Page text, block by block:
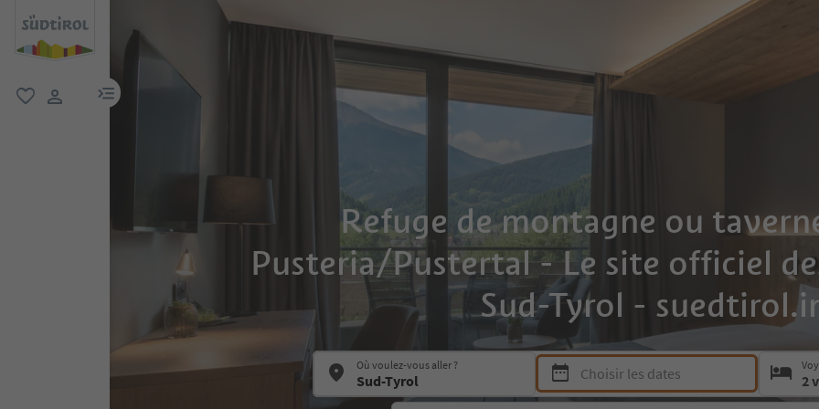
lien menu
Refuge de montagne ou
Pusteria/Pustertal - Le site officiel
Sud-Tyrol -
Où voulez-vous aller ? Choisir les dates
Press Space or Enter to open the date picker
2